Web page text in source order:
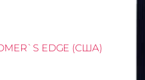
EDGE (США)